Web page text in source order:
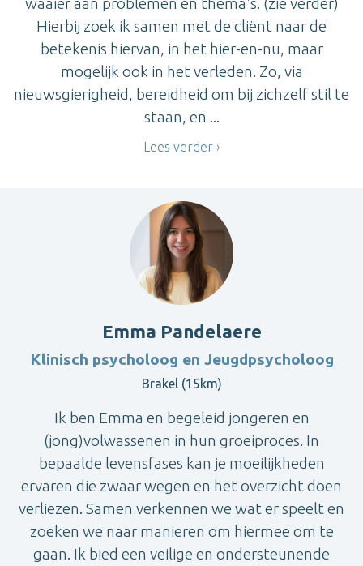
Hierbij zoek ik samen met de cliënt naar de
betekenis hiervan, in het hier-en-nu, maar
mogelijk ook in het verleden. Zo, via
nieuwsgierigheid, bereidheid om bij zichzelf stil te
staan, en ...
Lees verder
Emma Pandelaere
Klinisch psycholoog en Jeugdpsycholoog
Brakel (15km)
Ik ben Emma en begeleid jongeren en
(jong)volwassenen in hun groeiproces. In
bepaalde levensfases kan je moeilijkheden
ervaren die zwaar wegen en het overzicht doen
verliezen. Samen verkennen we wat er speelt en
zoeken we naar manieren om hiermee om te
gaan. Ik bied een veilige en ondersteunende